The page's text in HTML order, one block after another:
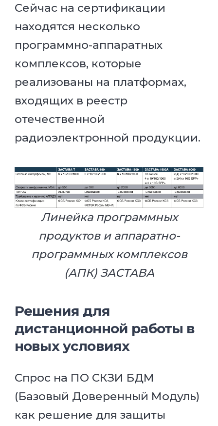
Сейчас на сертификации
находятся несколько
программно-аппаратных
комплексов, которые
реализованы на платформах,
входящих в реестр
отечественной
радиоэлектронной продукции.
Линейка программных
продуктов и аппаратно-
программных комплексов
(АПК) ЗАСТАВА
Решения для
дистанционной работы в
новых условиях
Спрос на ПО СКЗИ БДМ
(Базовый Доверенный Модуль)
как решение для защиты